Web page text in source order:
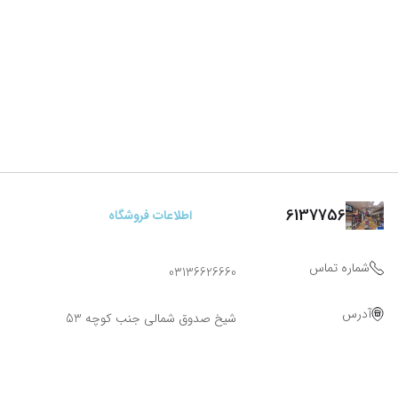
6137756 اطلاعات فروشگاه
شماره تماس 03136626660
آدرس شیخ صدوق شمالی جنب کوچه 53